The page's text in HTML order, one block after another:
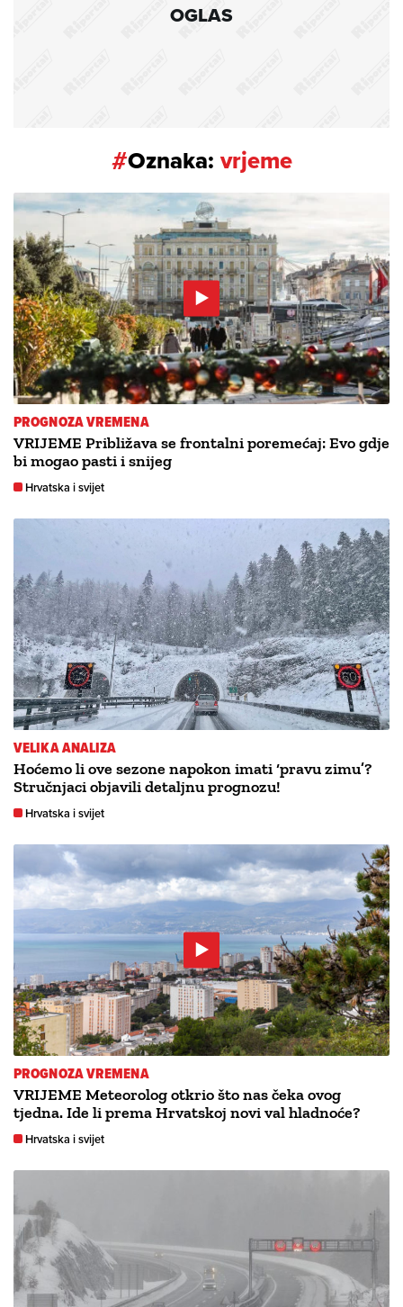
OGLAS
#Oznaka: vrjeme
PROGNOZA VREMENA
VRIJEME Približava se frontalni poremećaj: Evo gdje
bi mogao pasti i snijeg
Hrvatska i svijet
VELIKA ANALIZA
Hoćemo li ove sezone napokon imati ‘pravu zimu’?
Stručnjaci objavili detaljnu prognozu!
Hrvatska i svijet
PROGNOZA VREMENA
VRIJEME Meteorolog otkrio što nas čeka ovog
tjedna. Ide li prema Hrvatskoj novi val hladnoće?
Hrvatska i svijet